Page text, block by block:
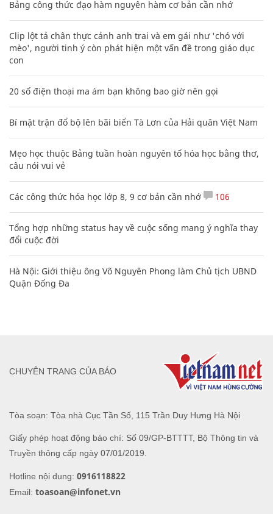
Bảng công thức đạo hàm nguyên hàm cơ bản cần nhớ
Clip lột tả chân thực cảnh anh trai và em gái như 'chó với
mèo', người tinh ý còn phát hiện một vấn đề trong giáo dục
con
20 số điện thoại ma ám bạn không bao giờ nên gọi
Bí mật trận đổ bộ lên bãi biển Tà Lơn của Hải quân Việt Nam
Mẹo học thuộc Bảng tuần hoàn nguyên tố hóa học bằng thơ,
câu nói vui vẻ
Các công thức hóa học lớp 8, 9 cơ bản cần nhớ 106
Tổng hợp những status hay về cuộc sống mang ý nghĩa thay
đổi cuộc đời
Hà Nội: Giới thiệu ông Võ Nguyên Phong làm Chủ tịch UBND
Quận Đống Đa
Tòa soạn: Tòa nhà Cục Tần Số, 115 Trần Duy Hưng Hà Nội
Giấy phép hoạt động báo chí: Số 09/GP-BTTTT, Bộ Thông tin và
Truyền thông cấp ngày 07/01/2019.
Hotline nội dung: 0916118822
Email: toasoan@infonet.vn
CHUYÊN TRANG CỦA BÁO